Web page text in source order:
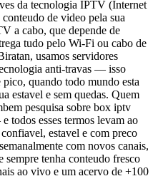
da tecnologia IPTV (Internet
de video pela sua
a cabo, que depende de
tudo pelo Wi-Fi ou cabo de
usamos servidores
anti-travas — isso
quando todo mundo esta
estavel e sem quedas. Quem
pesquisa sobre box iptv
esses termos levam ao
estavel e com preco
com novos canais,
sempre tenha conteudo fresco
ao vivo e um acervo de +100